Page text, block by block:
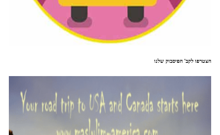
הצטרפו לקב' הפיסבוק שלנו